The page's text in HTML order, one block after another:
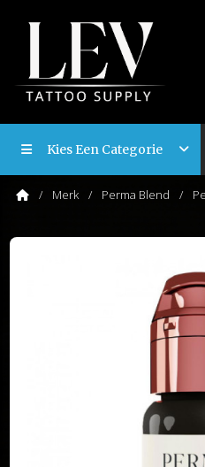
Kies Een Categorie
Merk Perma Blend